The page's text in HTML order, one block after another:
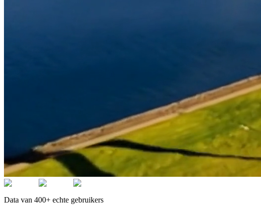
Data van 400+ echte gebruikers